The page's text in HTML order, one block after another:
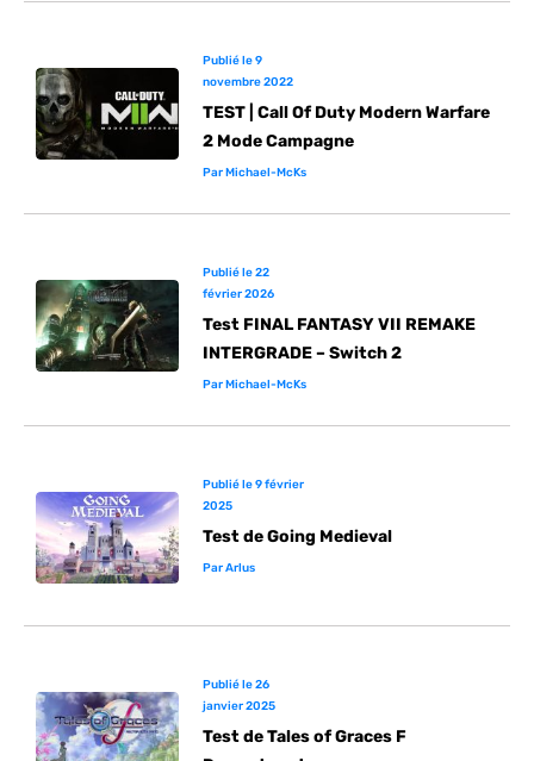
Publié le9
novembre 2022
TEST | Call Of Duty Modern Warfare
2 Mode Campagne
ParMichael-McKs
Publié le22
février 2026
Test FINAL FANTASY VII REMAKE
INTERGRADE – Switch 2
ParMichael-McKs
Publié le9 février
2025
Test de Going Medieval
ParArlus
Publié le26
janvier 2025
Test de Tales of Graces F